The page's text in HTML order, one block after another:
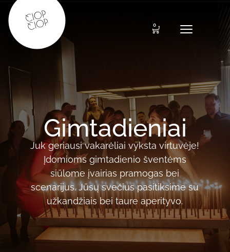
0
Gimtadieniai
Juk geriausi vakarėliai vyksta virtuvėje!
Įdomioms gimtadienio šventėms
siūlome įvairias pramogas bei
scenarijus. Jūsų svečius pasitiksime su
užkandžiais bei taure aperityvo.